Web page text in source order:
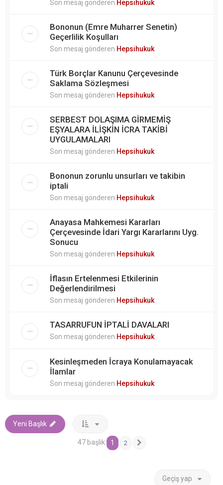
Son mesaj gönderen Hepsihukuk
Bononun (Emre Muharrer Senetin)
Geçerlilik Koşulları
Son mesaj gönderen Hepsihukuk
Türk Borçlar Kanunu Çerçevesinde
Saklama Sözleşmesi
Son mesaj gönderen Hepsihukuk
SERBEST DOLAŞIMA GİRMEMİŞ
EŞYALARA İLİŞKİN İCRA TAKİBİ
UYGULAMALARI
Son mesaj gönderen Hepsihukuk
Bononun zorunlu unsurları ve takibin
iptali
Son mesaj gönderen Hepsihukuk
Anayasa Mahkemesi Kararları
Çerçevesinde İdari Yargı Kararlarını Uyg.
Sonucu
Son mesaj gönderen Hepsihukuk
İflasın Ertelenmesi Etkilerinin
Değerlendirilmesi
Son mesaj gönderen Hepsihukuk
TASARRUFUN İPTALİ DAVALARI
Son mesaj gönderen Hepsihukuk
Kesinleşmeden İcraya Konulamayacak
İlamlar
Son mesaj gönderen Hepsihukuk
Yeni Başlık
47 başlık 1 2
Geçiş yap